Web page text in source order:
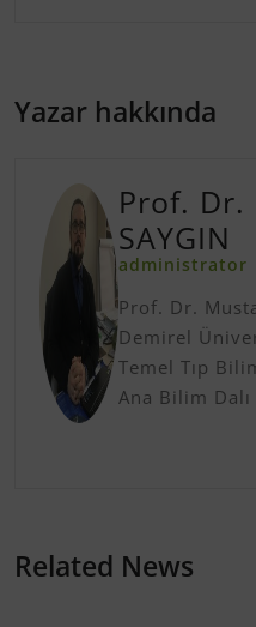
Yazar hakkında
Prof. Dr.
SAYGIN
administrator
Prof. Dr.
Demirel
Temel Tıp
Ana Bilim Dalı
Related News